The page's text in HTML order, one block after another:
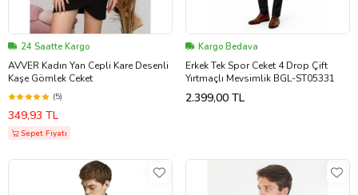
24 Saatte Kargo
AVVER Kadın Yan Cepli Kare Desenli
Kaşe Gömlek Ceket
(5)
349,93 TL
Sepet Fiyatı
Kargo Bedava
Erkek Tek Spor Ceket 4 Drop Çift
Yırtmaçlı Mevsimlik BGL-ST05331
2.399,00 TL